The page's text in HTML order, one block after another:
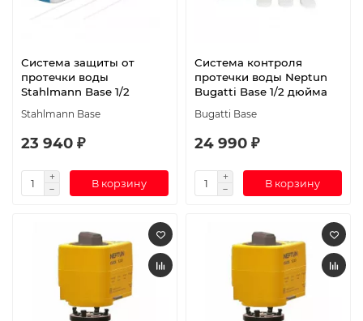
Система защиты от
протечки воды
Stahlmann Base 1/2
Stahlmann Base
23 940 ₽
В корзину
Система контроля
протечки воды Neptun
Bugatti Base 1/2 дюйма
Bugatti Base
24 990 ₽
В корзину